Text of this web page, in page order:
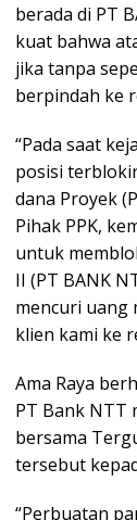
berada di PT
kuat bahwa
jika tanpa
berpindah ke
“Pada saat
posisi
dana Proyek
Pihak PPK,
untuk
II (PT BANK
mencuri uang
klien kami ke
Ama Raya
PT Bank NTT
bersama
tersebut
“Perbuatan